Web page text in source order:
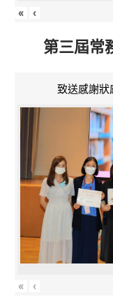
« ‹
第三屆
致送感謝狀
« ‹